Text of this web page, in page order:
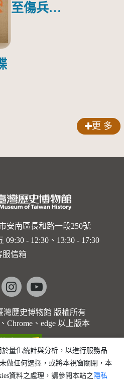
至傷兵醫
傷日本戰
更 多
安南區長和路一段250號
- 12:30、13:30 - 17:30
服信箱
instagramyoutube
灣歷史博物館 版權所有
Chrome、edge 以上版本
量化統計與分析，以進行服務品
做任何選擇，或將本視窗關閉，本
資料之處理，請參閱本站之 隱私